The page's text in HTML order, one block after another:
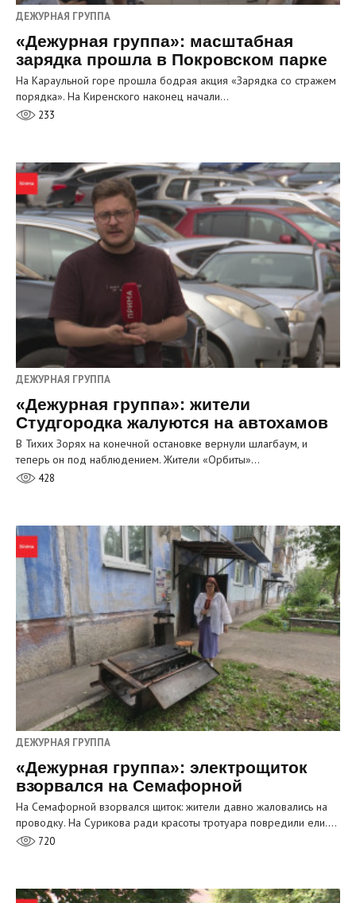
ДЕЖУРНАЯ ГРУППА
«Дежурная группа»: масштабная
зарядка прошла в Покровском парке
На Караульной горе прошла бодрая акция «Зарядка со стражем
порядка». На Киренского наконец начали…
233
ДЕЖУРНАЯ ГРУППА
«Дежурная группа»: жители
Студгородка жалуются на автохамов
В Тихих Зорях на конечной остановке вернули шлагбаум, и
теперь он под наблюдением. Жители «Орбиты»…
428
ДЕЖУРНАЯ ГРУППА
«Дежурная группа»: электрощиток
взорвался на Семафорной
На Семафорной взорвался щиток: жители давно жаловались на
проводку. На Сурикова ради красоты тротуара повредили ели.…
720